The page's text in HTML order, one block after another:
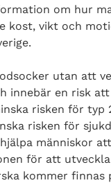
om hur
kost, vikt och
utan att
innebär en risk
risken för typ
risken för
människor
för att
kommer